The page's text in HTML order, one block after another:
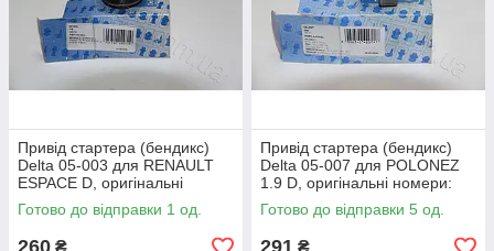
Привід стартера (бендикс)
Delta 05-003 для RENAULT
ESPACE D, оригінальні
номери: 099738, 3149,
131170
Готово до відправки 1 од.
Привід стартера (бендикс)
Delta 05-007 для POLONEZ
1.9 D, оригінальні номери:
182176, 1688, 133897
Готово до відправки 5 од.